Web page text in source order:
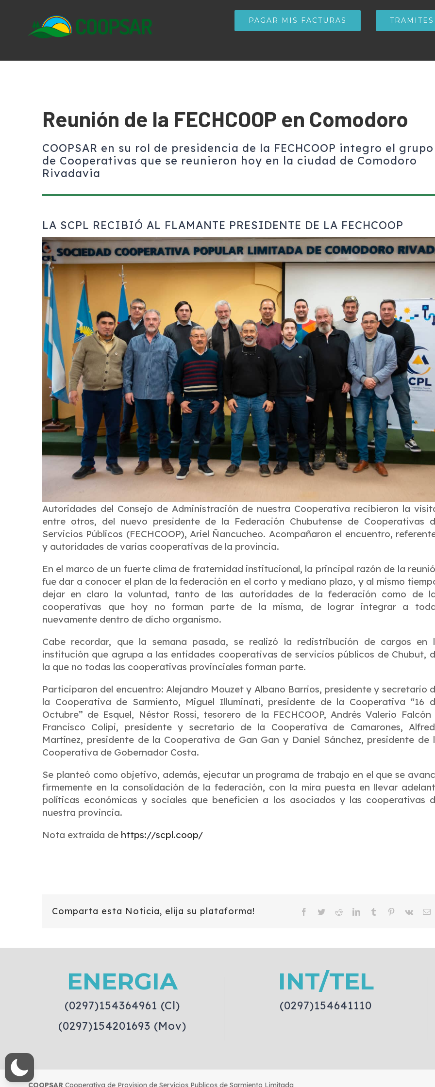
content
PAGAR MIS FACTURAS TRAMITES
Reunión de la FECHCOOP en Comodoro
COOPSAR en su rol de presidencia de la FECHCOOP integro el grupo
de Cooperativas que se reunieron hoy en la ciudad de Comodoro
Rivadavia
LA SCPL RECIBIÓ AL FLAMANTE PRESIDENTE DE LA FECHCOOP
Autoridades del Consejo de Administración de nuestra Cooperativa recibieron la
entre otros, del nuevo presidente de la Federación Chubutense de Cooperativas
Servicios Públicos (FECHCOOP), Ariel Ñancucheo. Acompañaron el encuentro,
y autoridades de varias cooperativas de la provincia.
En el marco de un fuerte clima de fraternidad institucional, la principal razón de la
fue dar a conocer el plan de la federación en el corto y mediano plazo, y al mismo
dejar en claro la voluntad, tanto de las autoridades de la federación como de
cooperativas que hoy no forman parte de la misma, de lograr integrar a
nuevamente dentro de dicho organismo.
Cabe recordar, que la semana pasada, se realizó la redistribución de cargos en
institución que agrupa a las entidades cooperativas de servicios públicos de Chubut,
la que no todas las cooperativas provinciales forman parte.
Participaron del encuentro: Alejandro Mouzet y Albano Barrios, presidente y secretario
la Cooperativa de Sarmiento, Miguel Illuminati, presidente de la Cooperativa “16
Octubre” de Esquel, Néstor Rossi, tesorero de la FECHCOOP, Andrés Valerio Falcón
Francisco Colipi, presidente y secretario de la Cooperativa de Camarones,
Martínez, presidente de la Cooperativa de Gan Gan y Daniel Sánchez, presidente de
Cooperativa de Gobernador Costa.
Se planteó como objetivo, además, ejecutar un programa de trabajo en el que se
firmemente en la consolidación de la federación, con la mira puesta en llevar
políticas económicas y sociales que beneficien a los asociados y las cooperativas
nuestra provincia.
Nota extraída de https://scpl.coop/
Comparta esta Noticia, elija su plataforma! Facebook
TwitterRedditLinkedInTumblr Pinterest
Vk
ENERGIA
(0297)154364961 (Cl)
(0297)154201693 (Mov)
INT/TEL
(0297)154641110
COOPSAR Cooperativa de Provision de Servicios Publicos de Sarmiento Limitada